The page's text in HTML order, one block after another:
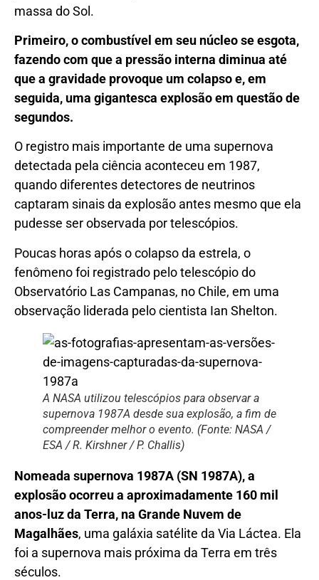
massa do Sol.
Primeiro, o combustível em seu núcleo se esgota,
fazendo com que a pressão interna diminua até
que a gravidade provoque um colapso e, em
seguida, uma gigantesca explosão em questão de
segundos.
O registro mais importante de uma supernova
detectada pela ciência aconteceu em 1987,
quando diferentes detectores de neutrinos
captaram sinais da explosão antes mesmo que ela
pudesse ser observada por telescópios.
Poucas horas após o colapso da estrela, o
fenômeno foi registrado pelo telescópio do
Observatório Las Campanas, no Chile, em uma
observação liderada pelo cientista Ian Shelton.
A NASA utilizou telescópios para observar a
supernova 1987A desde sua explosão, a fim de
compreender melhor o evento. (Fonte: NASA /
ESA / R. Kirshner / P. Challis)
Nomeada supernova 1987A (SN 1987A), a
explosão ocorreu a aproximadamente 160 mil
anos-luz da Terra, na Grande Nuvem de
Magalhães, uma galáxia satélite da Via Láctea. Ela
foi a supernova mais próxima da Terra em três
séculos.